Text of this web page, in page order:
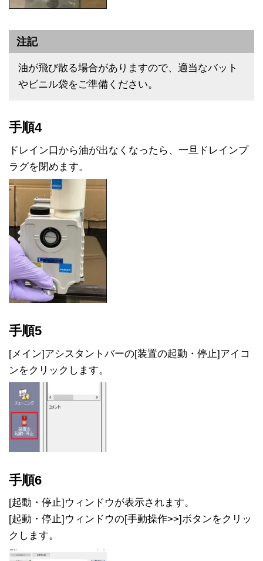
注記
油が飛び散る場合がありますので、適当なバット
やビニル袋をご準備ください。
手順4
ドレイン口から油が出なくなったら、一旦ドレインプ
ラグを閉めます。
手順5
[メイン]アシスタントバーの[装置の起動・停止]アイコ
ンをクリックします。
手順6
[起動・停止]ウィンドウが表示されます。
[起動・停止]ウィンドウの[手動操作>>]ボタンをクリッ
クします。